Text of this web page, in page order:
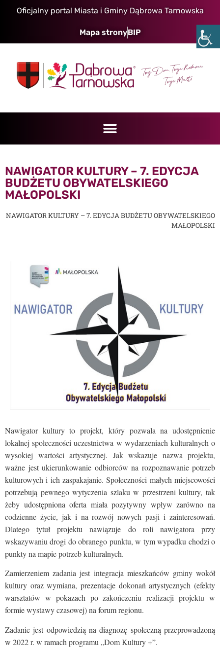
Oficjalny portal Miasta i Gminy Dąbrowa Tarnowska
Mapa stronyBIP
NAWIGATOR KULTURY – 7. EDYCJA
BUDŻETU OBYWATELSKIEGO
MAŁOPOLSKI
NAWIGATOR KULTURY – 7. EDYCJA BUDŻETU OBYWATELSKIEGO
MAŁOPOLSKI
Nawigator kultury to projekt, który pozwala na udostępnienie
lokalnej społeczności uczestnictwa w wydarzeniach kulturalnych o
wysokiej wartości artystycznej. Jak wskazuje nazwa projektu,
ważne jest ukierunkowanie odbiorców na rozpoznawanie potrzeb
kulturowych i ich zaspakajanie. Społeczności małych miejscowości
potrzebują pewnego wytyczenia szlaku w przestrzeni kultury, tak
żeby udostępniona oferta miała pozytywny wpływ zarówno na
codzienne życie, jak i na rozwój nowych pasji i zainteresowań.
Dlatego tytuł projektu nawiązuje do roli nawigatora przy
wskazywaniu drogi do obranego punktu, w tym wypadku chodzi o
punkty na mapie potrzeb kulturalnych.
Zamierzeniem zadania jest integracja mieszkańców gminy wokół
kultury oraz wymiana, prezentacje dokonań artystycznych (efekty
warsztatów w pokazach po zakończeniu realizacji projektu w
formie wystawy czasowej) na forum regionu.
Zadanie jest odpowiedzią na diagnozę społeczną przeprowadzoną
w 2022 r. w ramach programu „Dom Kultury +”.